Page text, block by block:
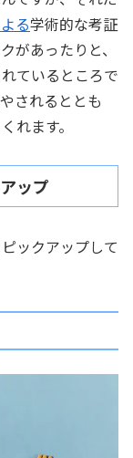
る学術的な考証
があったりと、
ているところで
されるととも
れます。
ップ
ックアップして